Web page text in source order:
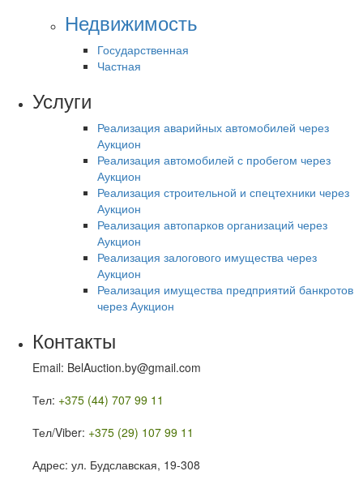
Недвижимость
Государственная
Частная
Услуги
Реализация аварийных автомобилей через
Аукцион
Реализация автомобилей с пробегом через
Аукцион
Реализация строительной и спецтехники через
Аукцион
Реализация автопарков организаций через
Аукцион
Реализация залогового имущества через
Аукцион
Реализация имущества предприятий банкротов
через Аукцион
Контакты
Email: BelAuction.by@gmail.com
Тел: +375 (44) 707 99 11
Тел/Viber: +375 (29) 107 99 11
Адрес: ул. Будславская, 19-308